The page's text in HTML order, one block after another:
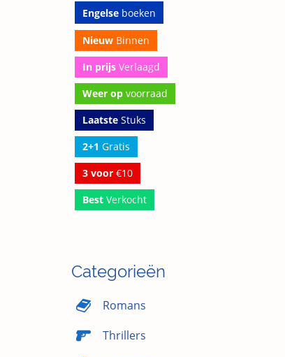
Engelse boeken
Nieuw Binnen
In prijs Verlaagd
Weer op voorraad
Laatste Stuks
2+1 Gratis
3 voor €10
Best Verkocht
Categorieën
Romans
Thrillers